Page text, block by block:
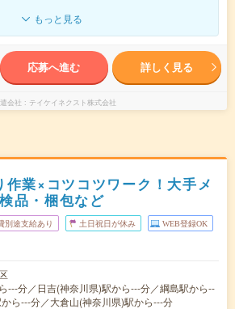
もっと見る
応募へ進む 詳しく見る
会社 テイケイネクスト株式会社
業×コツコツワーク！大手メ
品・梱包など
別途支給あり 土日祝日が休み WEB登録OK
---分／日吉(神奈川県)駅から---分／綱島駅から--
ら---分／大倉山(神奈川県)駅から---分